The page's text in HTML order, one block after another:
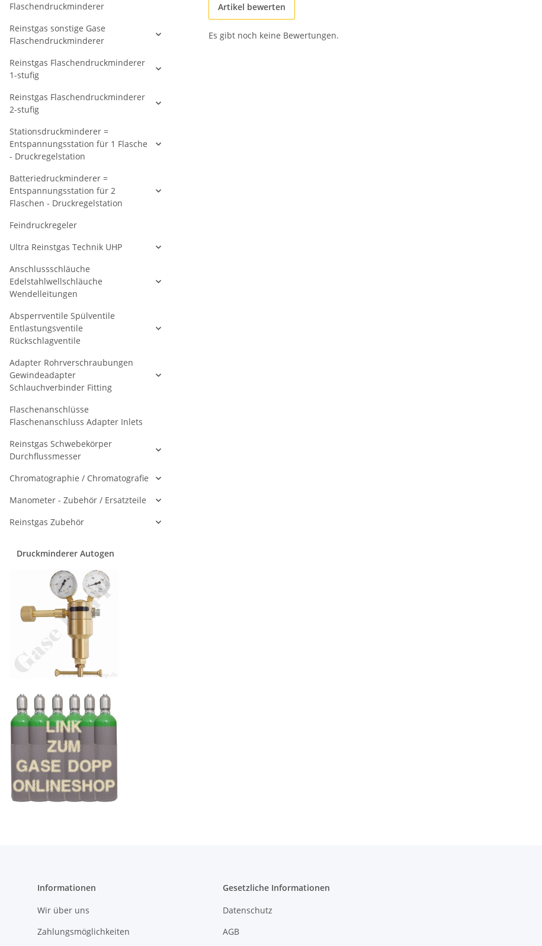
Artikel bewerten
Es gibt noch keine Bewertungen.
Flaschendruckminderer
Reinstgas sonstige Gase
Flaschendruckminderer
Reinstgas Flaschendruckminderer
1-stufig
Reinstgas Flaschendruckminderer
2-stufig
Stationsdruckminderer =
Entspannungsstation für 1 Flasche
- Druckregelstation
Batteriedruckminderer =
Entspannungsstation für 2
Flaschen - Druckregelstation
Feindruckregeler
Ultra Reinstgas Technik UHP
Anschlussschläuche
Edelstahlwellschläuche
Wendelleitungen
Absperrventile Spülventile
Entlastungsventile
Rückschlagventile
Adapter Rohrverschraubungen
Gewindeadapter
Schlauchverbinder Fitting
Flaschenanschlüsse
Flaschenanschluss Adapter Inlets
Reinstgas Schwebekörper
Durchflussmesser
Chromatographie / Chromatografie
Manometer - Zubehör / Ersatzteile
Reinstgas Zubehör
Druckminderer Autogen
Informationen
Wir über uns
Zahlungsmöglichkeiten
Gesetzliche Informationen
Datenschutz
AGB